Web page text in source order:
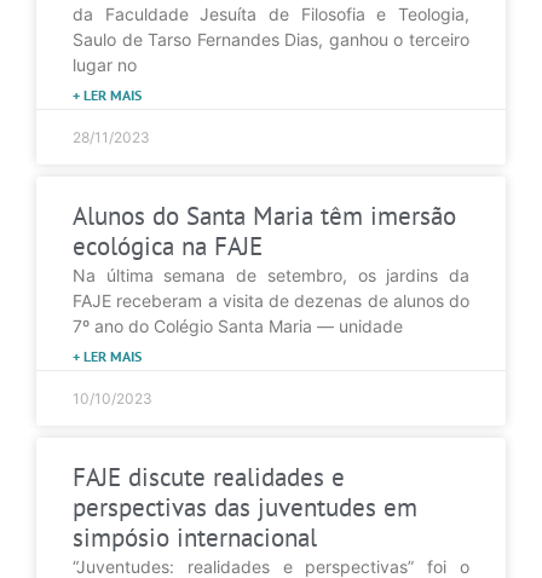
da Faculdade Jesuíta de Filosofia e Teologia,
Saulo de Tarso Fernandes Dias, ganhou o terceiro
lugar no
+ LER MAIS
28/11/2023
Alunos do Santa Maria têm imersão
ecológica na FAJE
Na última semana de setembro, os jardins da
FAJE receberam a visita de dezenas de alunos do
7º ano do Colégio Santa Maria — unidade
+ LER MAIS
10/10/2023
FAJE discute realidades e
perspectivas das juventudes em
simpósio internacional
“Juventudes: realidades e perspectivas” foi o